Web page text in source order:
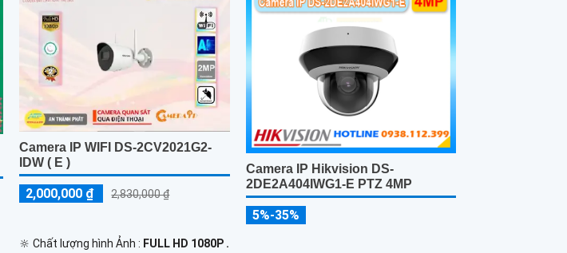
Camera IP WIFI DS-2CV2021G2-
IDW ( E )
2,000,000 ₫ 2,830,000 ₫
🔆 Chất lượng hình Ảnh : FULL HD 1080P .
Camera IP Hikvision DS-
2DE2A404IWG1-E PTZ 4MP
5%-35%